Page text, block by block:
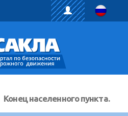
Конец населенного пункта.